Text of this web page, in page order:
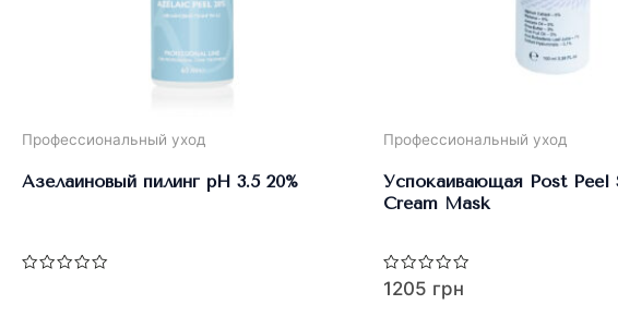
Профессиональный уход
Азелаиновый пилинг pH 3.5 20%
Профессиональный уход
Успокаивающая Post Peel
Cream Mask
Оценка
0
1205 грн